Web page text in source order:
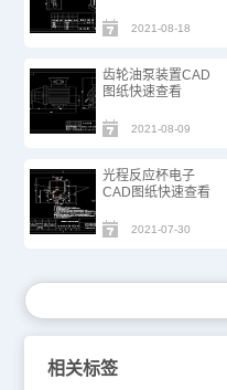
2021-08-18
齿轮油泵装置CAD
图纸快速查看
2021-08-09
光程反应杯电子
CAD图纸快速查看
2021-07-30
相关标签